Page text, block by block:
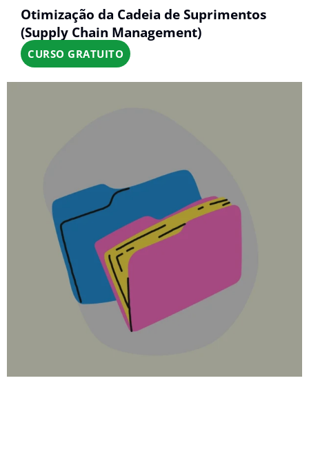
Otimização da Cadeia de Suprimentos
(Supply Chain Management)
CURSO GRATUITO